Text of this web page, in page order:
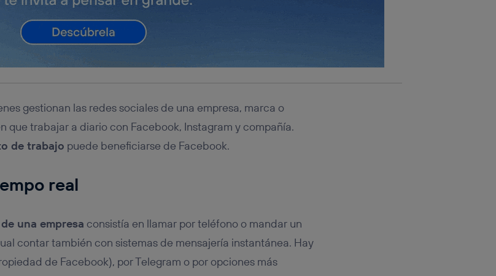
gestionan las redes sociales de una empresa, marca o
que trabajar a diario con Facebook, Instagram y compañía.
de trabajo puede beneficiarse de Facebook.
real
una empresa consistía en llamar por teléfono o mandar un
contar también con sistemas de mensajería instantánea. Hay
de Facebook), por Telegram o por opciones más